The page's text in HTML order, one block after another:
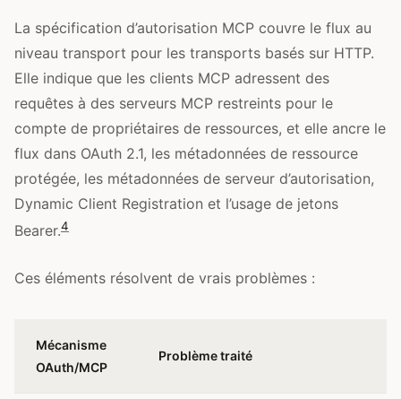
La spécification d’autorisation MCP couvre le flux au
niveau transport pour les transports basés sur HTTP.
Elle indique que les clients MCP adressent des
requêtes à des serveurs MCP restreints pour le
compte de propriétaires de ressources, et elle ancre le
flux dans OAuth 2.1, les métadonnées de ressource
protégée, les métadonnées de serveur d’autorisation,
Dynamic Client Registration et l’usage de jetons
Bearer.4
Ces éléments résolvent de vrais problèmes :
Mécanisme
OAuth/MCP
Problème traité